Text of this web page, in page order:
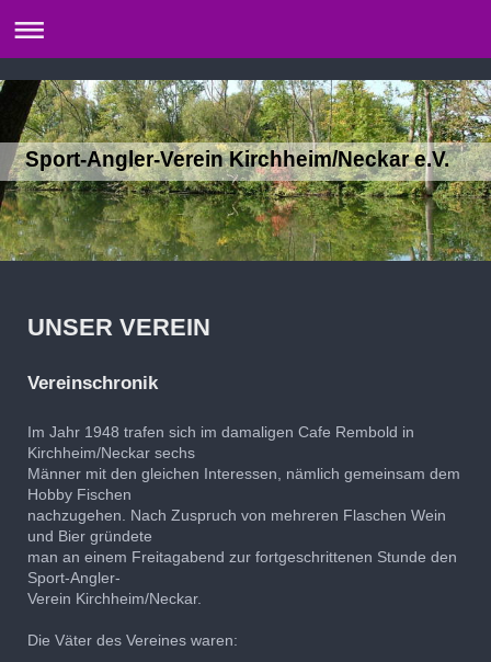
Sport-Angler-Verein Kirchheim/Neckar e.V.
UNSER VEREIN
Vereinschronik
Im Jahr 1948 trafen sich im damaligen Cafe Rembold in
Kirchheim/Neckar sechs
Männer mit den gleichen Interessen, nämlich gemeinsam dem
Hobby Fischen
nachzugehen. Nach Zuspruch von mehreren Flaschen Wein
und Bier gründete
man an einem Freitagabend zur fortgeschrittenen Stunde den
Sport-Angler-
Verein Kirchheim/Neckar.
Die Väter des Vereines waren: